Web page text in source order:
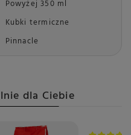
Powyżej 350 ml
Kubki termiczne
Pinnacle
dla Ciebie